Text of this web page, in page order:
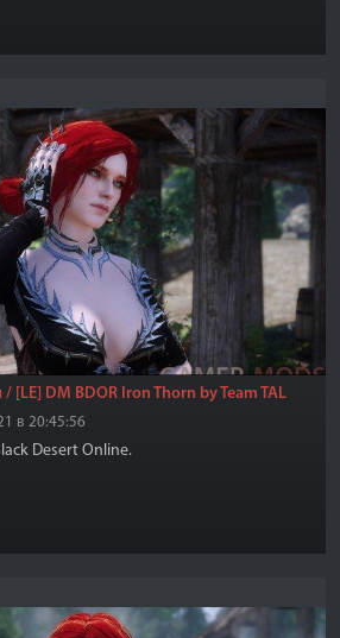
[LE] DM BDOR Iron Thorn by Team TAL
в 20:45:56
Desert Online.